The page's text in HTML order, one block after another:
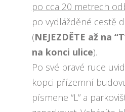
po cca 20 metrech
po vydlážděné cestě
(NEJEZDĚTE až na
na konci ulice).
Po své pravé ruce
kopci přízemní
písmene “L” a